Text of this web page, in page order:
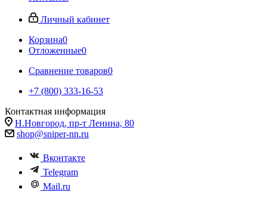
Личный кабинет
Корзина0
Отложенные0
Сравнение товаров0
+7 (800) 333-16-53
Контактная информация
Н.Новгород, пр-т Ленина, 80
shop@sniper-nn.ru
Вконтакте
Telegram
Mail.ru